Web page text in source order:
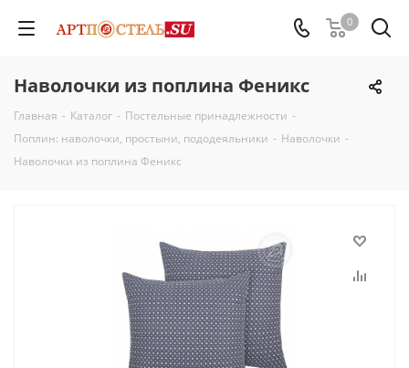
0
Наволочки из поплина Феникс
Главная - Каталог - Постельные принадлежности -
Поплин: наволочки, простыни, пододеяльники - Наволочки -
Наволочки из поплина Феникс